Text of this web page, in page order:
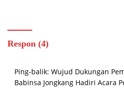
Respon (4)
Ping-balik: Wujud Dukungan
Babinsa Jongkang Hadiri Acara